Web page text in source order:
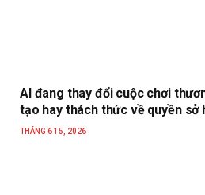
AI đang thay đổi cuộc chơi
tạo hay thách thức về quyền sở
THÁNG 6 15, 2026